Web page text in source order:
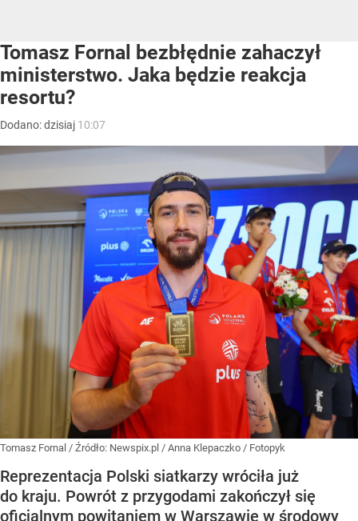
Tomasz Fornal bezbłędnie zahaczył
ministerstwo. Jaka będzie reakcja
resortu?
Dodano:dzisiaj 10:07
Tomasz Fornal / Źródło: Newspix.pl / Anna Klepaczko / Fotopyk
Reprezentacja Polski siatkarzy wróciła już
do kraju. Powrót z przygodami zakończył się
oficjalnym powitaniem w Warszawie w środowy